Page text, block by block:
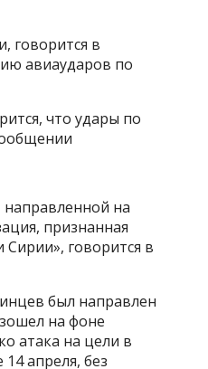
говорится в
авиаударов по
что удары по
на
признанная
говорится в
был направлен
на фоне
атака на цели в
апреля, без